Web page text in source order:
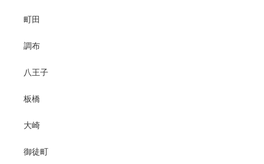
町田
調布
八王子
板橋
大崎
御徒町